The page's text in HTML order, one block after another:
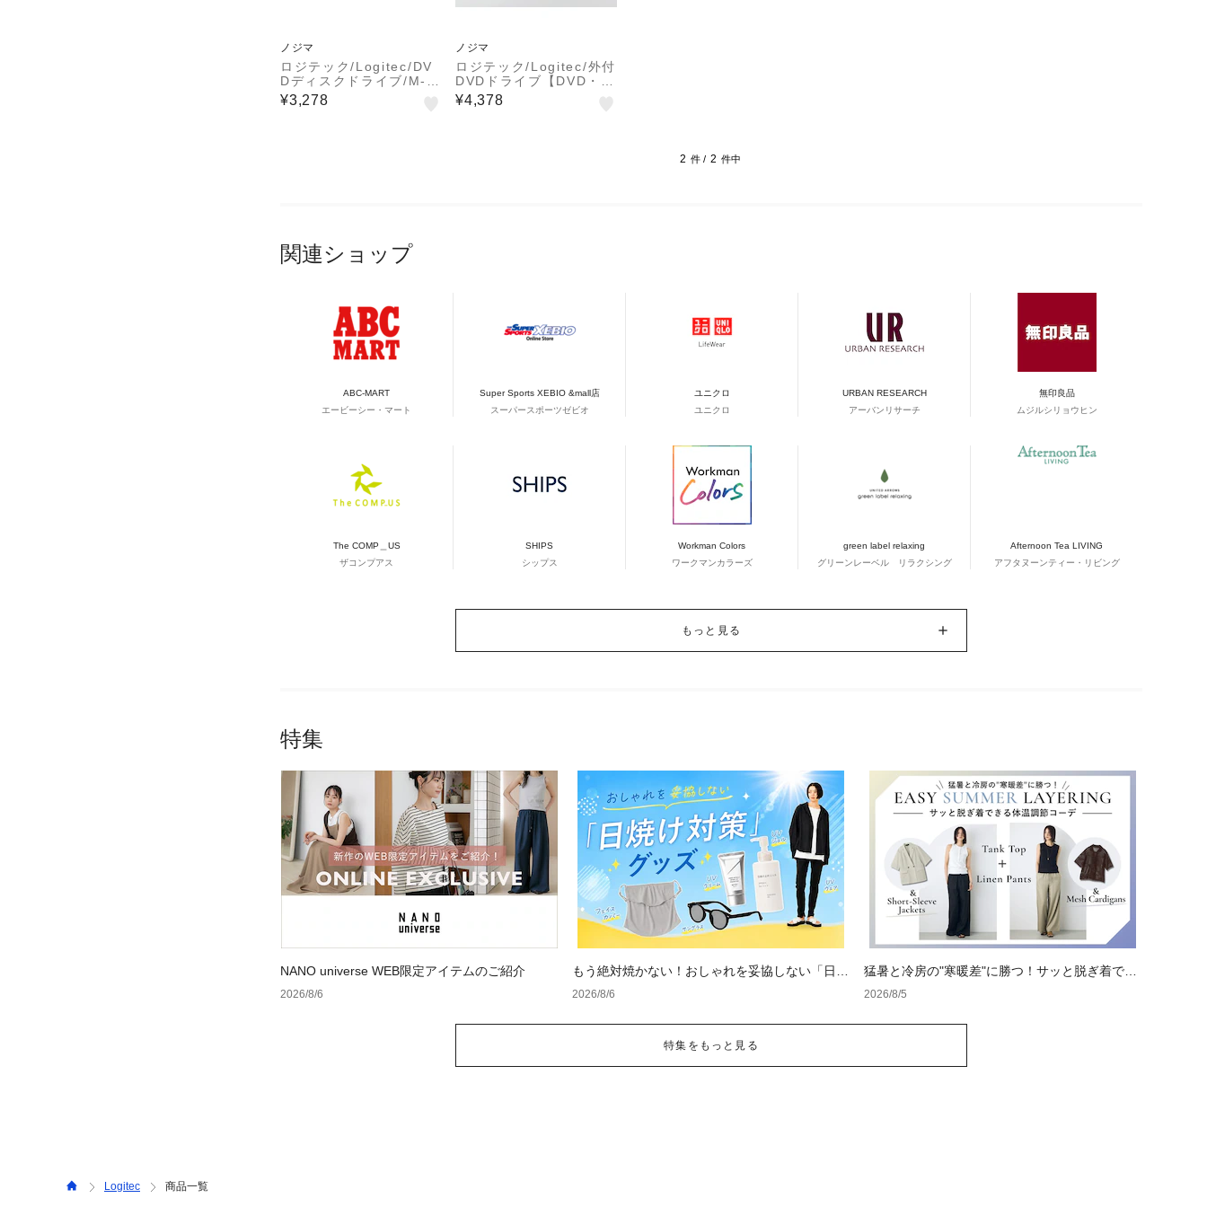
ノジマ
ロジテック/Logitec/DV
Dディスクドライブ/M-D
ISC対応/TypeCケーブル
付/USB3.0/シルバー/LD
¥3,278
ノジマ
ロジテック/Logitec/外付
DVDドライブ【DVD・C
D対応/USB2.0接続/Win
dows・Mac対応/バスパ
¥4,378
2 件 / 2 件中
関連ショップ
ABC-MART
エービーシー・マート
Super Sports XEBIO &mall店
スーパースポーツゼビオ
ユニクロ
ユニクロ
URBAN RESEARCH
アーバンリサーチ
無印良品
ムジルシリョウヒン
The COMP＿US
ザコンプアス
SHIPS
シップス
Workman Colors
ワークマンカラーズ
green label relaxing
グリーンレーベル リラクシング
Afternoon Tea LIVING
アフタヌーンティー・リビング
もっと見る
特集
NANO universe WEB限定アイテムのご紹介
2026/8/6
もう絶対焼かない！おしゃれを妥協しない「日焼
け対策」グッズ
2026/8/6
猛暑と冷房の"寒暖差"に勝つ！サッと脱ぎ着でき
る体温調節コーデ
2026/8/5
特集をもっと見る
Logitec 商品一覧